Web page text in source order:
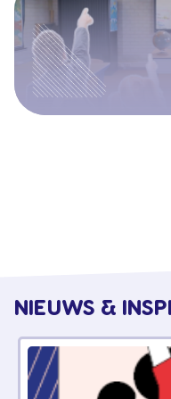
NIEUWS &